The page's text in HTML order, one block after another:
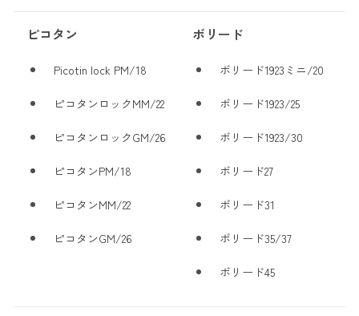
ピコタン
Picotin lock PM/18
ピコタンロックMM/22
ピコタンロックGM/26
ピコタンPM/18
ピコタンMM/22
ピコタンGM/26
ボリード
ボリード1923ミニ/20
ボリード1923/25
ボリード1923/30
ボリード27
ボリード31
ボリード35/37
ボリード45